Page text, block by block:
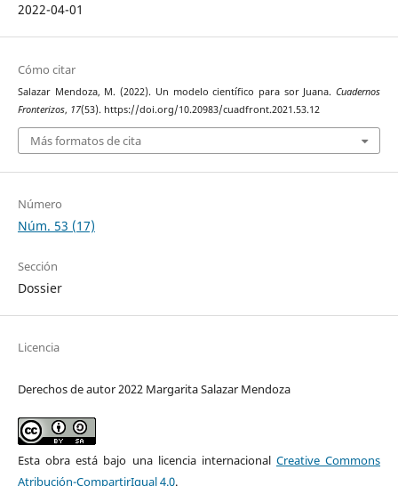
2022-04-01
Cómo citar
Salazar Mendoza, M. (2022). Un modelo científico para sor Juana.Cuadernos
Fronterizos, 17(53). https://doi.org/10.20983/cuadfront.2021.53.12
Más formatos de cita
Número
Núm. 53 (17)
Sección
Dossier
Licencia
Derechos de autor 2022 Margarita Salazar Mendoza
Esta obra está bajo una licencia internacional Creative Commons
Atribución-CompartirIgual 4.0.